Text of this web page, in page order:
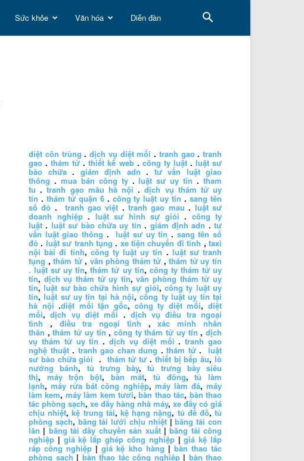
Sức khỏe Văn hóa Diễn đàn
diệt côn trùng . dịch vụ diệt mối . tranh gao. tranh
gao .thám tử.thiết kế web. công ty luật.luật sư
bào chữa. giám định adn . tư vấn luật giao
thông . mua bán công ty.luật sư uy tín .tham
tu .tranh gạo màu hà nội .dịch vụ thám tử uy
tín . thám tử quận 6. công ty luật uy tín .sang tên
sổ đỏ . tranh gao việt .tranh gao mau . luật sư
doanh nghiệp. luật sư hình sự giỏi . công ty
luật . luật sư bào chữa uy tín . giám định adn.tư
vấn luật giao thông .luật sư uy tín . sang tên sổ
đỏ . luật sư tranh tụng . xe tiện chuyến đi tỉnh ,taxi
nội bài đi tỉnh, công ty luật uy tín. luật sư tranh
tụng ,thám tử, văn phòng thám tử ,thám tử uy tín
. luật sư uy tín,thám tử uy tín, công ty thám tử uy
tín,dịch vụ thám tử uy tín,văn phòng thám tử uy
tín,luật sư bào chữa hình sự giỏi, công ty luật uy
tín,luật sư uy tín tại hà nội,công ty luật uy tín tại
hà nội.diệt mối tận gốc, công ty diệt mối,diệt
mối,dịch vụ diệt mối . dịch vụ điều tra ngoại
tình , điều tra ngoại tình ,xác minh nhân
thân ,thám tử uy tín,công ty thám tử uy tín ,dịch
vụ thám tử uy tín .dịch vụ diệt mối .tranh gao
nghệ thuật. tranh gao chan dung . thám tử. luật
sư bào chữa giỏi . thám tử tư .thiết bị bếp âu,lò
nướng bánh, tủ trưng bày,tủ trưng bày siêu
thị, máy trộn bột, bàn mát,tủ đông,tủ làm
lạnh,máy rửa bát công nghiệp, máy làm đá,máy
làm kem,máy làm kem tươi,bàn thao tác, bàn thao
tác phòng sạch, xe đẩy hàng nhà máy, xe đẩy có giá
chịu nhiệt,kệ trung tải, kệ hạng nặng, tủ để đồ,tủ
phòng sạch,băng tải lưới chịu nhiệt|băng tải con
lăn |băng tải dây chuyền sản xuất|băng tải công
nghiệp |giá kệ lắp ghép công nghiệp|giá kệ lắp
ráp công nghiệp |giá kệ kho hàng | bàn thao tác
phòng sạch| bàn thao tác công nghiệp| bàn thao